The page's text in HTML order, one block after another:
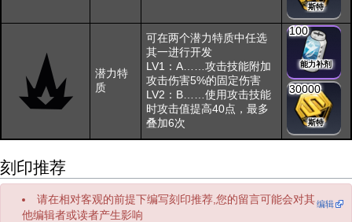
斯特
潜力特
质
可在两个潜力特质中任选
其一进行开发
LV1：A……攻击技能附加
攻击伤害5%的固定伤害
LV2：B……使用攻击技能
时攻击值提高40点，最多
叠加6次
100
能力补剂
30000
斯特
刻印推荐
编辑
请在相对客观的前提下编写刻印推荐,您的留言可能会对其
他编辑者或读者产生影响